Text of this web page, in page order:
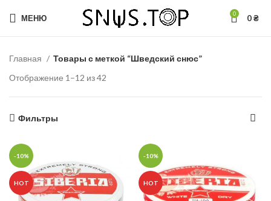
МЕНЮ 0 0₴
Главная
Товары с меткой “Шведский снюс”
Отображение 1–12 из 42
Фильтры
-10%
HOT
-10%
HOT